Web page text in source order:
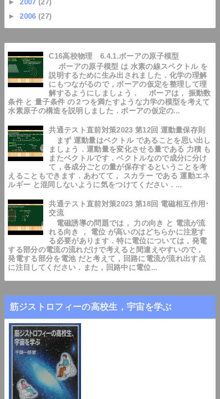
►2006 (27)
C16高校物理 6.4.1.ボーアの原子模型
ボーアの原子模型 は 水素の線スペクトル を
説明するために生み出されました．化学の理解
にもつながるので，ボーアの仮定を整理して理
解するようにしましょう． ボーアは， 振動数
条件 と 量子条件 の２つを満たすような力学の模型を考えて
水素原子の構造を説明しました．ボーアの仮定の...
共通テスト直前対策2023 第12回 運動量保存則
まず 運動量はベクトル であることを思い出し
ましょう．運動量を変化させる量である 力積 も
またベクトルです．ベクトルなので成分に分け
て，各成分ごとの量が保存するということを考
えることもできます．あわてて， スカラー である 運動エネ
ルギー と混同しないように気をつけてください．...
共通テスト直前対策2023 第18回 電磁相互作用･
交流
電磁誘導の問題では， 力の向き と 電流が流
れる向き ， 電位 が高いのはどちらかに注意す
る必要があります．特に電位については，発電
する部分の電流の流れだけで考えると間違えやすいので，
発電する部分を電池 だと考えて，回路に電流が流れ出す点
に注目してください．また，回路中に電位...
筋ジストロフィーの高校生，宇宙を学ぶ